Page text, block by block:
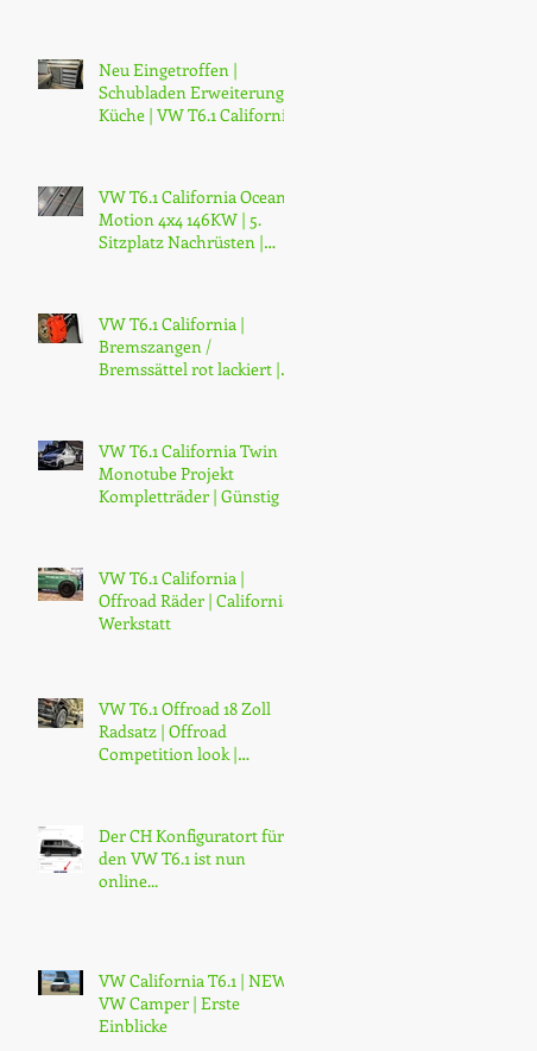
Neu Eingetroffen |
Schubladen Erweiterung
Küche | VW T6.1 California
VW T6.1 California Ocean 4
Motion 4x4 146KW | 5.
Sitzplatz Nachrüsten |
VW T6.1 California |
Bremszangen /
Bremssättel rot lackiert |
VW T6.1 California Twin
Monotube Projekt
Kompletträder | Günstig |
VW T6.1 California |
Offroad Räder | California
Werkstatt
VW T6.1 Offroad 18 Zoll
Radsatz | Offroad
Competition look |
Der CH Konfiguratort für
den VW T6.1 ist nun
online...
VW California T6.1 | NEW
VW Camper | Erste
Einblicke